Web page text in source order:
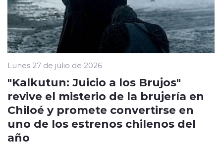
Lunes 27 de julio de 2026
"Kalkutun: Juicio a los Brujos"
revive el misterio de la brujería en
Chiloé y promete convertirse en
uno de los estrenos chilenos del
año